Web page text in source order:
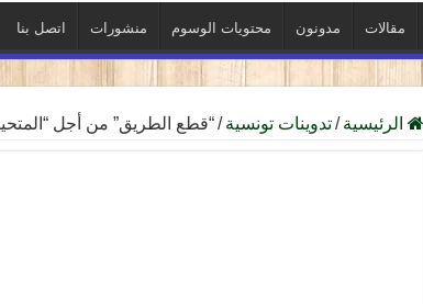
مقالات مدونون محتويات الوسوم منشورات اتصل بنا
الرئيسية / تدوينات تونسية / “قطع الطريق” من أجل